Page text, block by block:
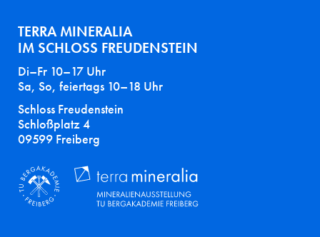
TERRA MINERALIA
IM SCHLOSS FREUDENSTEIN
Di–Fr 10–17 Uhr
Sa, So, feiertags 10–18 Uhr
Schloss Freudenstein
Schloßplatz 4
09599 Freiberg